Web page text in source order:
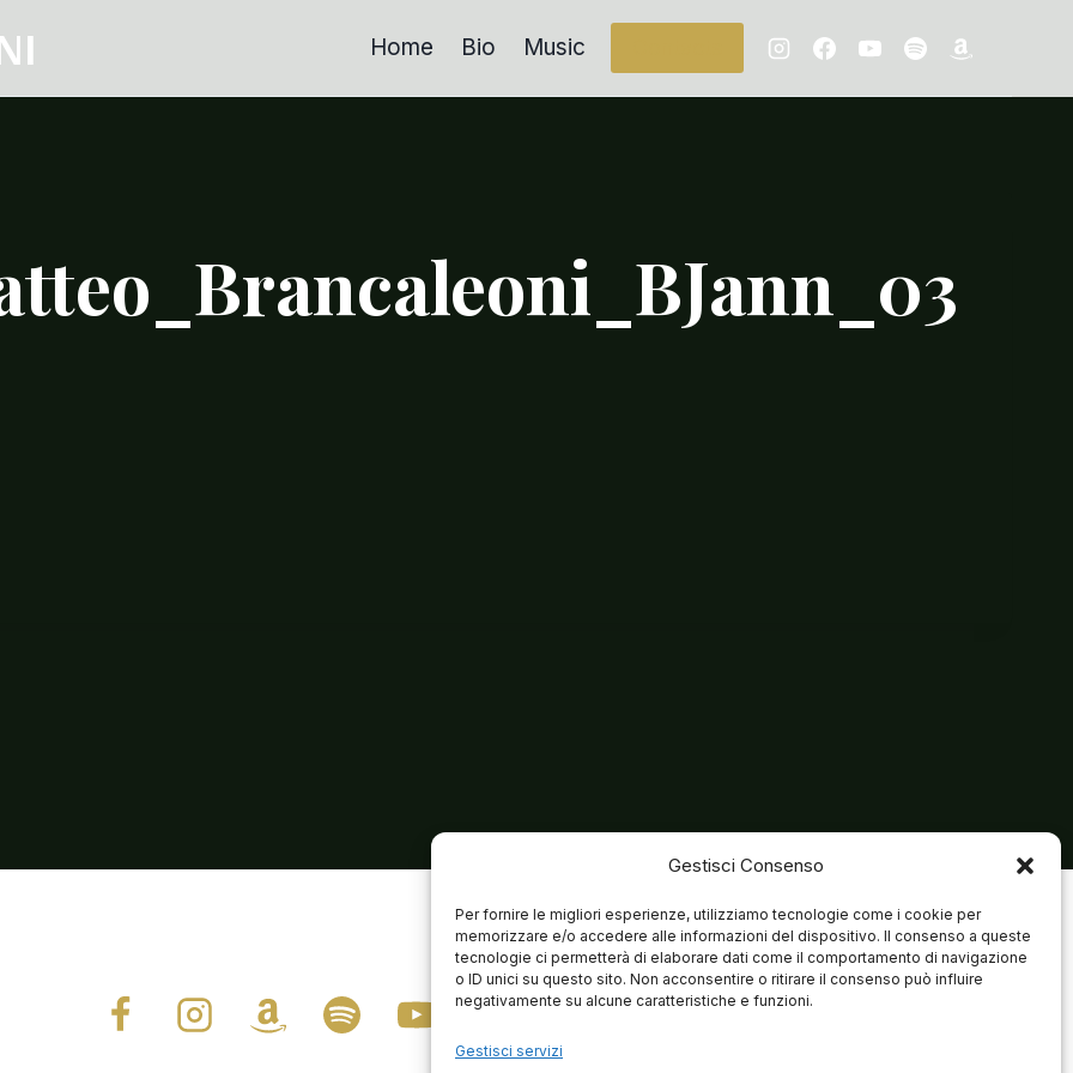
Gestisci Consenso
Per fornire le migliori esperienze, utilizziamo tecnologie come i cookie per
memorizzare e/o accedere alle informazioni del dispositivo. Il consenso a queste
tecnologie ci permetterà di elaborare dati come il comportamento di navigazione
o ID unici su questo sito. Non acconsentire o ritirare il consenso può influire
negativamente su alcune caratteristiche e funzioni.
Gestisci servizi
Home Bio Music